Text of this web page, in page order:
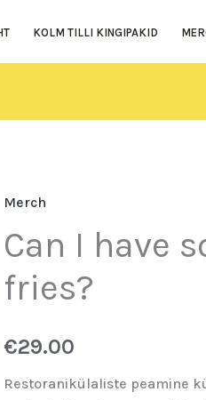
KOLM TILLI KINGIPAKID
Merch
Can I have
fries?
€29.00
Restoranikülaliste peamine
Can
I
have
some
your
kogus